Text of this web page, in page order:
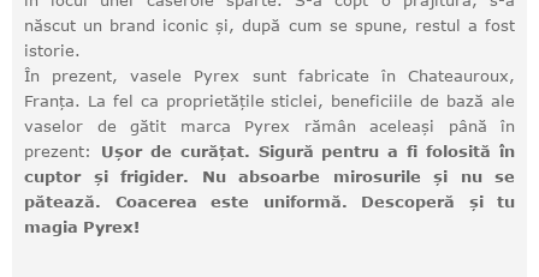
născut un brand iconic și, după cum se spune, restul a fost
istorie.
În prezent, vasele Pyrex sunt fabricate în Chateauroux,
Franța. La fel ca proprietățile sticlei, beneficiile de bază ale
vaselor de gătit marca Pyrex rămân aceleași până în
prezent: Ușor de curățat. Sigură pentru a fi folosită în
cuptor și frigider. Nu absoarbe mirosurile și nu se
pătează. Coacerea este uniformă. Descoperă și tu
magia Pyrex!